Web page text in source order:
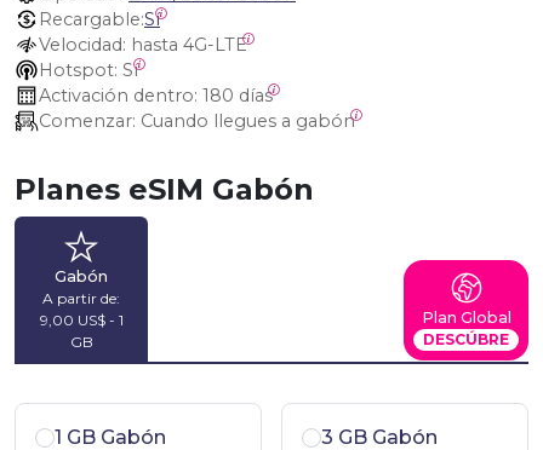
Recargable:Sí
Velocidad: hasta 4G-LTE
Hotspot: Sí
Activación dentro: 180 días
Comenzar: Cuando llegues a gabón
Planes eSIM Gabón
Gabón
A partir de:
9,00 US$ - 1
GB
Plan Global
DESCÚBRE
1 GB Gabón 3 GB Gabón